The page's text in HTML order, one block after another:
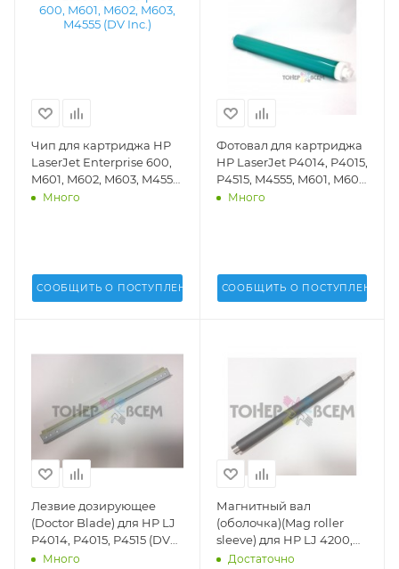
Чип для картриджа HP
LaserJet Enterprise 600,
M601, M602, M603, M4555
(DV Inc.) -
Много
СООБЩИТЬ О ПОСТУПЛЕНИИ
Фотовал для картриджа
HP LaserJet P4014, P4015,
P4515, M4555, M601, M602,
M603 (DV Inc.) -
Много
СООБЩИТЬ О ПОСТУПЛЕНИИ
Лезвие дозирующее
(Doctor Blade) для HP LJ
P4014, P4015, P4515 (DV
Inc.) - DV-DB-H4015-1
Много
Магнитный вал
(оболочка)(Mag roller
sleeve) для HP LJ 4200,
4300 (Q1338, 1339, 5942,
Достаточно